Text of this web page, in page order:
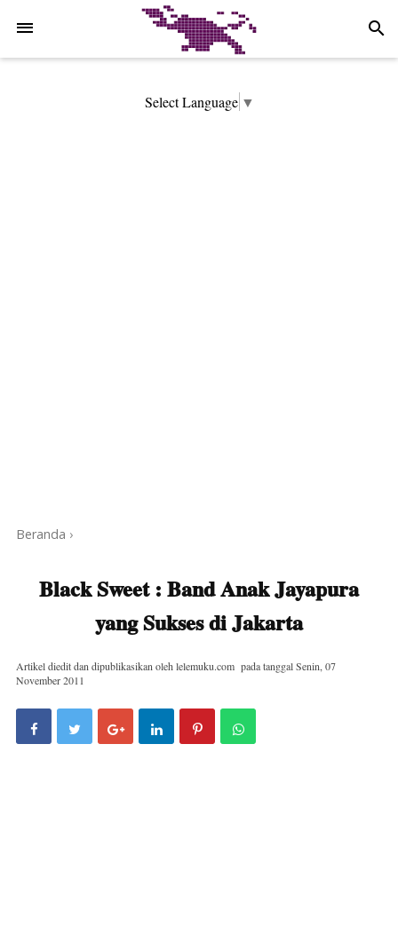
search
Select Language ▼
Beranda ›
Black Sweet : Band Anak Jayapura
yang Sukses di Jakarta
Artikel diedit dan dipublikasikan oleh lelemuku.com pada tanggalSenin, 07
November 2011